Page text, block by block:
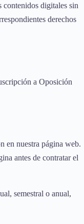
digitales sin
derechos
a Oposición
en nuestra página web.
antes de contratar el
semestral o anual,